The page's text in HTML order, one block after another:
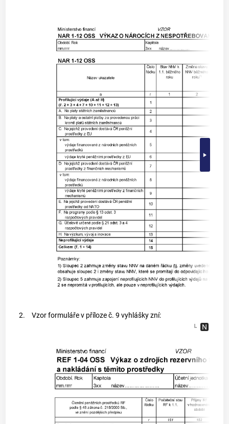
2. Vzor formuláře v příloze č. 9 vyhlášky zní: